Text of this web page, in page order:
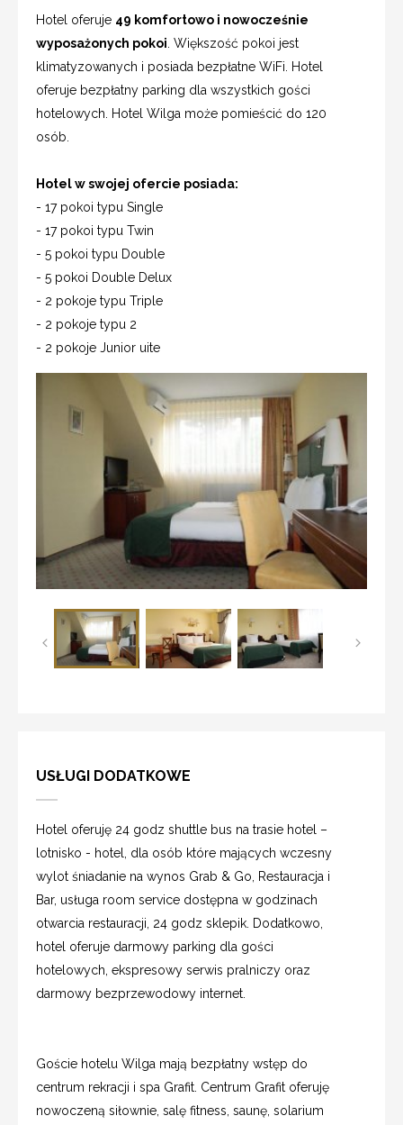
Hotel oferuje 49 komfortowo i nowocześnie
wyposażonych pokoi . Większość pokoi jest
klimatyzowanych i posiada bezpłatne WiFi. Hotel
oferuje bezpłatny parking dla wszystkich gości
hotelowych. Hotel Wilga może pomieścić do 120
osób.
Hotel w swojej ofercie posiada:
- 17 pokoi typu Single
- 17 pokoi typu Twin
- 5 pokoi typu Double
- 5 pokoi Double Delux
- 2 pokoje typu Triple
- 2 pokoje typu 2
- 2 pokoje Junior uite
USŁUGI DODATKOWE
Hotel oferuję 24 godz shuttle bus na trasie hotel –
lotnisko - hotel, dla osób które mających wczesny
wylot śniadanie na wynos Grab & Go, Restauracja i
Bar, usługa room service dostępna w godzinach
otwarcia restauracji, 24 godz sklepik. Dodatkowo,
hotel oferuje darmowy parking dla gości
hotelowych, ekspresowy serwis pralniczy oraz
darmowy bezprzewodowy internet.
Goście hotelu Wilga mają bezpłatny wstęp do
centrum rekracji i spa Grafit. Centrum Grafit oferuję
nowoczeną siłownie, salę fitness, saunę, solarium